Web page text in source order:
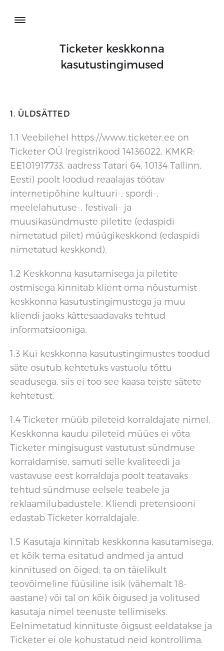
Ticketer keskkonna
kasutustingimused
1. ÜLDSÄTTED
1.1 Veebilehel https://www.ticketer.ee on
Ticketer OÜ (registrikood 14136022, KMKR:
EE101917733, aadress Tatari 64, 10134 Tallinn,
Eesti) poolt loodud reaalajas töötav
internetipõhine kultuuri-, spordi-,
meelelahutuse-, festivali- ja
muusikasündmuste piletite (edaspidi
nimetatud pilet) müügikeskkond (edaspidi
nimetatud keskkond).
1.2 Keskkonna kasutamisega ja piletite
ostmisega kinnitab klient oma nõustumist
keskkonna kasutustingimustega ja muu
kliendi jaoks kättesaadavaks tehtud
informatsiooniga.
1.3 Kui keskkonna kasutustingimustes toodud
säte osutub kehtetuks vastuolu tõttu
seadusega, siis ei too see kaasa teiste sätete
kehtetust.
1.4 Ticketer müüb pileteid korraldajate nimel.
Keskkonna kaudu pileteid müües ei võta
Ticketer mingisugust vastutust sündmuse
korraldamise, samuti selle kvaliteedi ja
vastavuse eest korraldaja poolt teatavaks
tehtud sündmuse eelsele teabele ja
reklaamilubadustele. Kliendi pretensiooni
edastab Ticketer korraldajale.
1.5 Kasutaja kinnitab keskkonna kasutamisega,
et kõik tema esitatud andmed ja antud
kinnitused on õiged; ta on täielikult
teovõimeline füüsiline isik (vähemalt 18-
aastane) või tal on kõik õigused ja volitused
kasutaja nimel teenuste tellimiseks.
Eelnimetatud kinnituste õigsust eeldatakse ja
Ticketer ei ole kohustatud neid kontrollima.